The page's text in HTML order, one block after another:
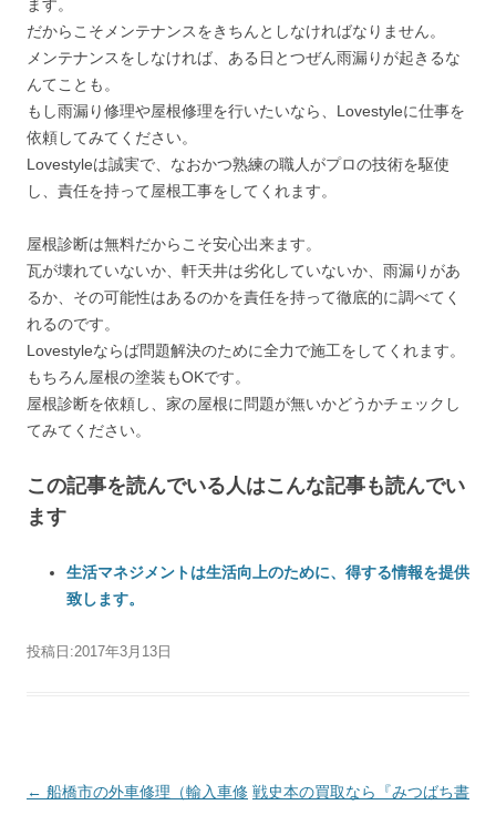
ます。
だからこそメンテナンスをきちんとしなければなりません。
メンテナンスをしなければ、ある日とつぜん雨漏りが起きるな
んてことも。
もし雨漏り修理や屋根修理を行いたいなら、Lovestyleに仕事を
依頼してみてください。
Lovestyleは誠実で、なおかつ熟練の職人がプロの技術を駆使
し、責任を持って屋根工事をしてくれます。
屋根診断は無料だからこそ安心出来ます。
瓦が壊れていないか、軒天井は劣化していないか、雨漏りがあ
るか、その可能性はあるのかを責任を持って徹底的に調べてく
れるのです。
Lovestyleならば問題解決のために全力で施工をしてくれます。
もちろん屋根の塗装もOKです。
屋根診断を依頼し、家の屋根に問題が無いかどうかチェックし
てみてください。
この記事を読んでいる人はこんな記事も読んでい
ます
生活マネジメントは生活向上のために、得する情報を提供
致します。
投稿日:2017年3月13日
投稿ナビゲーション
← 船橋市の外車修理（輸入車修 戦史本の買取なら『みつばち書